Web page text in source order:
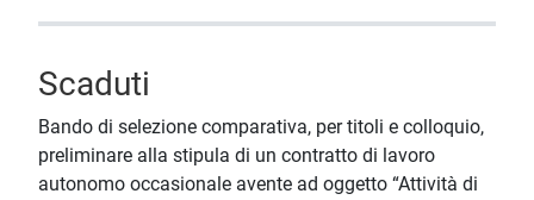
Scaduti
Bando di selezione comparativa, per titoli e colloquio,
preliminare alla stipula di un contratto di lavoro
autonomo occasionale avente ad oggetto “Attività di